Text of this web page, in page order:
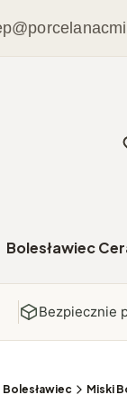
Bolesławiec
Bezpiecznie
Miski